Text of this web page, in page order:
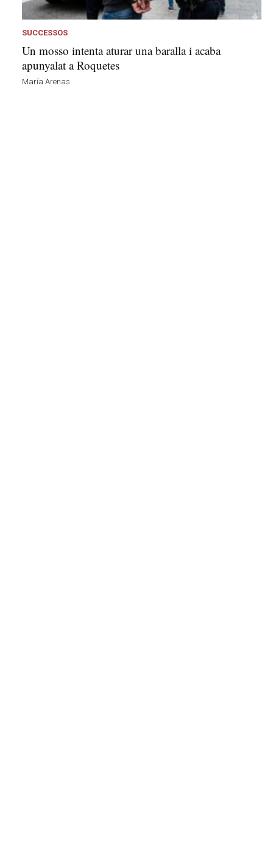
SUCCESSOS
Un mosso intenta aturar una baralla i acaba
apunyalat a Roquetes
María Arenas